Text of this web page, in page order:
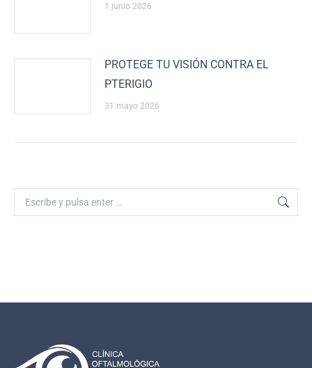
1 junio 2026
PROTEGE TU VISIÓN CONTRA EL
PTERIGIO
31 mayo 2026